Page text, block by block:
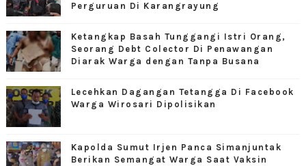
Perguruan Di Karangrayung
Ketangkap Basah Tunggangi Istri Orang,
Seorang Debt Colector Di Penawangan
Diarak Warga dengan Tanpa Busana
Lecehkan Dagangan Tetangga Di Facebook
Warga Wirosari Dipolisikan
Kapolda Sumut Irjen Panca Simanjuntak
Berikan Semangat Warga Saat Vaksin